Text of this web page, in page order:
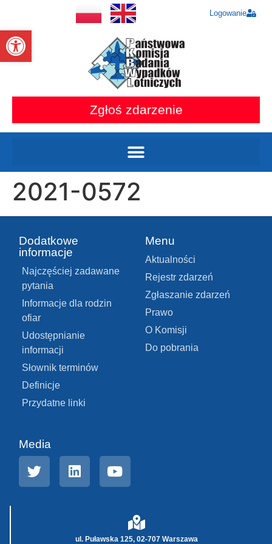
Otwórz pasek narzędzi
Logowanie
Zgłoś zdarzenie
2021-0572
Dodatkowe
informacje
Najczęściej zadawane
pytania
Informacje dla rodzin
ofiar
Udostępnianie
informacji
Słownik terminów
Definicje
Przydatne linki
Menu
Aktualności
Rejestr zdarzeń
Zgłaszanie zdarzeń
Prawo
O Komisji
Do pobrania
Media
ul. Puławska 125, 02-707 Warszawa